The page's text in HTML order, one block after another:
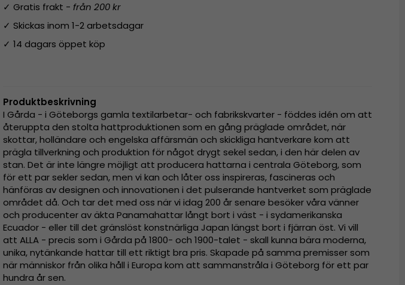
✓ Gratis frakt - från 200 kr
✓ Skickas inom 1-2 arbetsdagar
✓ 14 dagars öppet köp
Produktbeskrivning
I Gårda - i Göteborgs gamla textilarbetar- och fabrikskvarter - föddes idén om att
återuppta den stolta hattproduktionen som en gång präglade området, när
skottar, holländare och engelska affärsmän och skickliga hantverkare kom att
prägla tillverkning och produktion för något drygt sekel sedan, i den här delen av
stan. Det är inte längre möjligt att producera hattarna i centrala Göteborg, som
för ett par sekler sedan, men vi kan och låter oss inspireras, fascineras och
hänföras av designen och innovationen i det pulserande hantverket som präglade
området då. Och tar det med oss när vi idag 200 år senare besöker våra vänner
och producenter av äkta Panamahattar långt bort i väst - i sydamerikanska
Ecuador - eller till det gränslöst konstnärliga Japan längst bort i fjärran öst. Vi vill
att ALLA - precis som i Gårda på 1800- och 1900-talet - skall kunna bära moderna,
unika, nytänkande hattar till ett riktigt bra pris. Skapade på samma premisser som
när människor från olika håll i Europa kom att sammanstråla i Göteborg för ett par
hundra år sen.